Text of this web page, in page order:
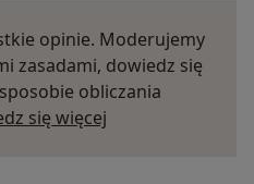
opinie. Moderujemy
zasadami, dowiedz się
obliczania
się więcej